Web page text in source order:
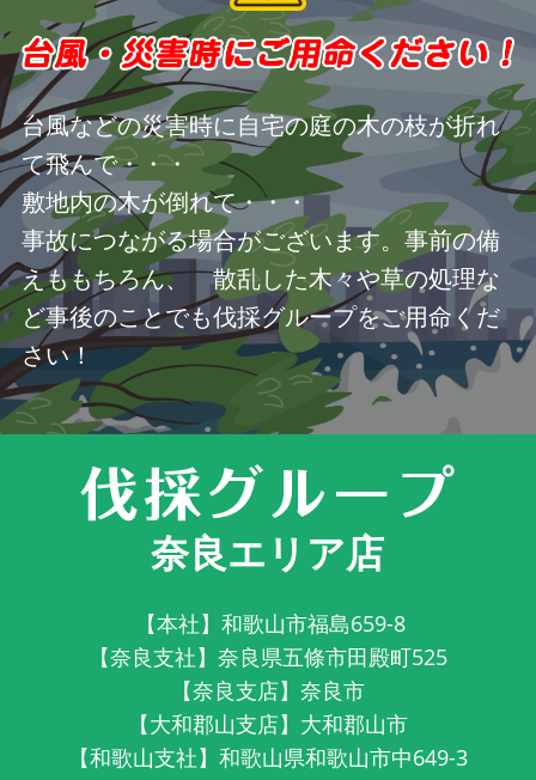
台風などの災害時に自宅の庭の木の枝が折れ
て飛んで・・・
敷地内の木が倒れて・・・
事故につながる場合がございます。事前の備
えももちろん、 散乱した木々や草の処理な
ど事後のことでも伐採グループをご用命くだ
さい！
奈良エリア店
【本社】和歌山市福島659-8
【奈良支社】奈良県五條市田殿町525
【奈良支店】奈良市
【大和郡山支店】大和郡山市
【和歌山支社】和歌山県和歌山市中649-3